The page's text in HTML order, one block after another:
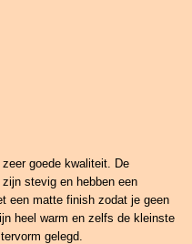
goede kwaliteit. De
stevig en hebben een
een matte finish zodat je geen
heel warm en zelfs de kleinste
gelegd.